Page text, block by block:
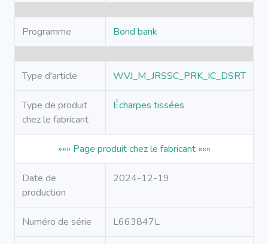
Programme Bond bank
Type d'article WVJ_M_JRSSC_PRK_IC_DSRT
Type de produit
chez le fabricant
Écharpes tissées
»»» Page produit chez le fabricant «««
Date de
production
2024-12-19
Numéro de série L663847L